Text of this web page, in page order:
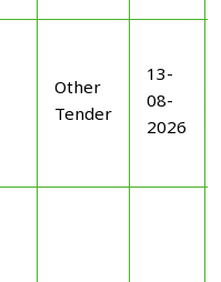
Other
Tender
13-
08-
2026